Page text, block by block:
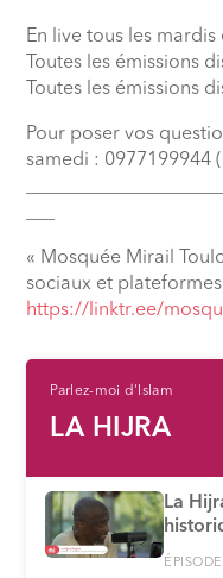
En live tous les
Toutes les émissions
Toutes les émissions
Pour poser vos
samedi : 0977199944
« Mosquée Mirail
sociaux et
⁠https://linktr.ee/
Parlez-moi d'Islam
LA HIJRA
La
ÉPISODE